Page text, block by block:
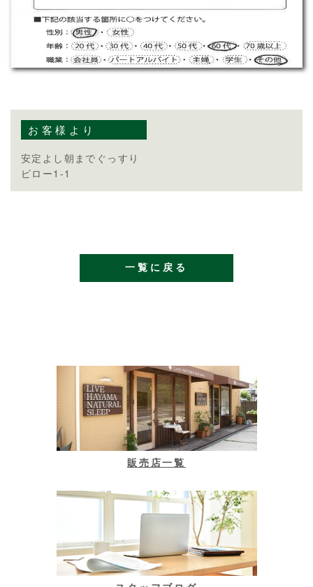
お客様より
安定よし朝までぐっすり
ピロー1-1
一覧に戻る
販売店一覧